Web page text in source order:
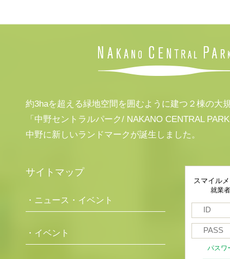
約3haを超える緑地空間を囲むように建つ２棟の大
「中野セントラルパーク/ NAKANO CENTRAL
中野に新しいランドマークが誕生しました。
サイトマップ
・ニュース・イベント
・イベント
スマイル
就業
パスワ